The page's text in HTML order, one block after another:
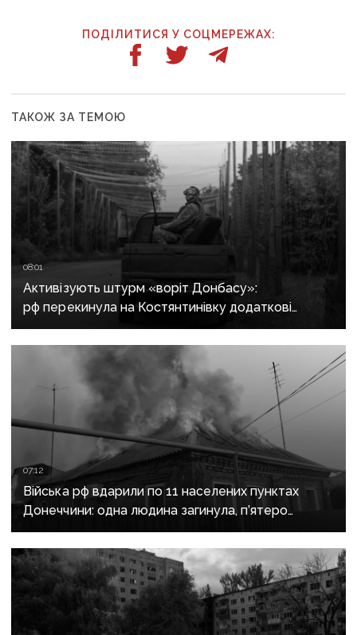
ПОДІЛИТИСЯ У СОЦМЕРЕЖАХ:
ТАКОЖ ЗА ТЕМОЮ
08:01
Активізують штурм «воріт Донбасу»:
рф перекинула на Костянтинівку додаткові
підрозділи й поновила атаки тритонними
авіабомбами
07:12
Війська рф вдарили по 11 населених пунктах
Донеччини: одна людина загинула, п’ятеро
поранені